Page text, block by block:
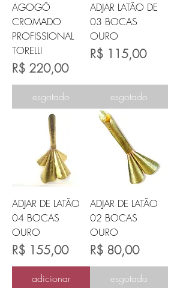
AGOGÔ
CROMADO
PROFISSIONAL
TORELLI
Preço
R$ 220,00
esgotado
ADJAR LATÃO DE
03 BOCAS
OURO
Preço
R$ 115,00
esgotado
ADJAR DE LATÃO
04 BOCAS
OURO
Preço
R$ 155,00
adicionar
ADJAR DE LATÃO
02 BOCAS
OURO
Preço
R$ 80,00
esgotado